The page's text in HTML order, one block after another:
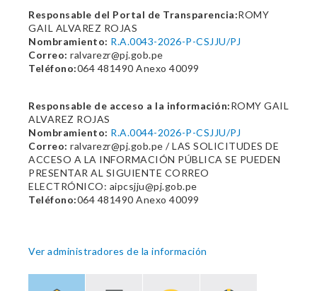
Responsable del Portal de Transparencia:ROMY
GAIL ALVAREZ ROJAS
Nombramiento: R.A.0043-2026-P-CSJJU/PJ
Correo: ralvarezr@pj.gob.pe
Teléfono:064 481490 Anexo 40099
Responsable de acceso a la información:ROMY GAIL
ALVAREZ ROJAS
Nombramiento: R.A.0044-2026-P-CSJJU/PJ
Correo: ralvarezr@pj.gob.pe / LAS SOLICITUDES DE
ACCESO A LA INFORMACIÓN PÚBLICA SE PUEDEN
PRESENTAR AL SIGUIENTE CORREO
ELECTRÓNICO: aipcsjju@pj.gob.pe
Teléfono:064 481490 Anexo 40099
Ver administradores de la información